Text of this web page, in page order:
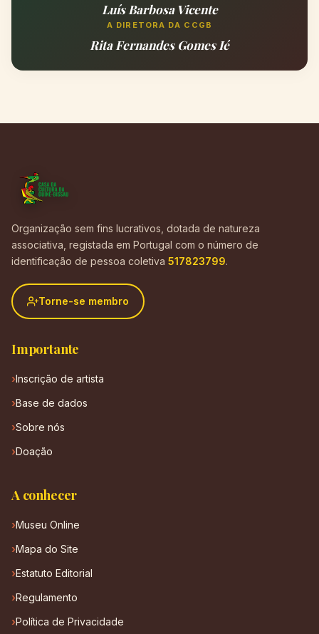
Luís Barbosa Vicente
A DIRETORA DA CCGB
Rita Fernandes Gomes Ié
Organização sem fins lucrativos, dotada de natureza
associativa, registada em Portugal com o número de
identificação de pessoa coletiva 517823799.
Torne-se membro
Importante
Inscrição de artista
Base de dados
Sobre nós
Doação
A conhecer
Museu Online
Mapa do Site
Estatuto Editorial
Regulamento
Política de Privacidade